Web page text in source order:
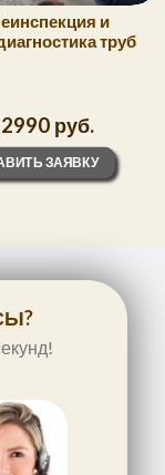
и
труб
руб.
ЗАЯВКУ